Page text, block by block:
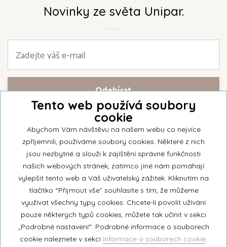
Novinky ze světa Unipar.
Přihlašte se k našemu newsletteru a buďte jako první informováni o
nejnovějších kolekcích svíček a aktualitách z rodinné firmy Unipar.
© 2026 Unipar
+420 571 651 531
eshop@unipar.cz
Tento web používá soubory
cookie
Abychom Vám návštěvu na našem webu co nejvíce
zpříjemnili, používáme soubory cookies. Některé z nich
jsou nezbytné a slouží k zajíštění správné funkčnosti
našich webových stránek, zatímco jiné nám pomáhají
vylepšit tento web a Váš uživatelský zážitek. Kliknutím na
tlačítko “Přijmout vše” souhlasíte s tím, že můžeme
využívat všechny typy cookies. Chcete-li povolit užívání
pouze některých typů cookies, můžete tak učinit v sekci
„Podrobné nastavení“. Podrobné informace o souborech
cookie naleznete v sekci Informace o souborech cookie.